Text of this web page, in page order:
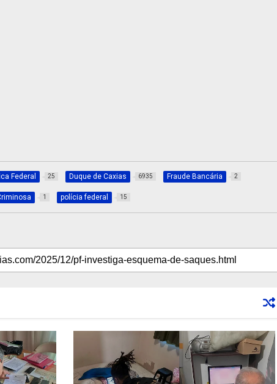
Federal 25 Duque de Caxias 6935 Fraude Bancária 2
1 polícia federal 15